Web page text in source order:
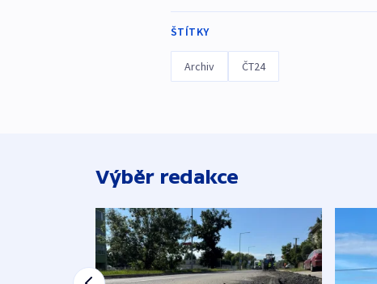
ŠTÍTKY
Archiv ČT24
Výběr redakce